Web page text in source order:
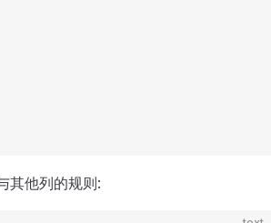
其他列的规则: